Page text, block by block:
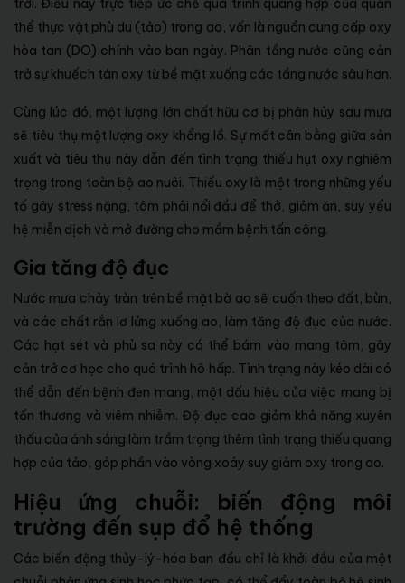
trời. Điều này trực tiếp ức chế quá trình quang hợp của quần
thể thực vật phù du (tảo) trong ao, vốn là nguồn cung cấp oxy
hòa tan (DO) chính vào ban ngày. Phân tầng nước cũng cản
trở sự khuếch tán oxy từ bề mặt xuống các tầng nước sâu hơn.
Cùng lúc đó, một lượng lớn chất hữu cơ bị phân hủy sau mưa
sẽ tiêu thụ một lượng oxy khổng lồ. Sự mất cân bằng giữa sản
xuất và tiêu thụ này dẫn đến tình trạng thiếu hụt oxy nghiêm
trọng trong toàn bộ ao nuôi. Thiếu oxy là một trong những yếu
tố gây stress nặng, tôm phải nổi đầu để thở, giảm ăn, suy yếu
hệ miễn dịch và mở đường cho mầm bệnh tấn công.
Gia tăng độ đục
Nước mưa chảy tràn trên bề mặt bờ ao sẽ cuốn theo đất, bùn,
và các chất rắn lơ lửng xuống ao, làm tăng độ đục của nước.
Các hạt sét và phù sa này có thể bám vào mang tôm, gây
cản trở cơ học cho quá trình hô hấp. Tình trạng này kéo dài có
thể dẫn đến bệnh đen mang, một dấu hiệu của việc mang bị
tổn thương và viêm nhiễm. Độ đục cao giảm khả năng xuyên
thấu của ánh sáng làm trầm trọng thêm tình trạng thiếu quang
hợp của tảo, góp phần vào vòng xoáy suy giảm oxy trong ao.
Hiệu ứng chuỗi: biến động môi
trường đến sụp đổ hệ thống
Các biến động thủy-lý-hóa ban đầu chỉ là khởi đầu của một